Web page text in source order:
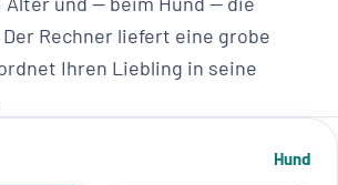
Rechner liefert eine grobe
Ihren Liebling in seine
Hund